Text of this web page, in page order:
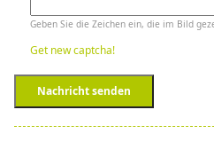
Geben Sie die Zeichen ein, die im Bild
Get new captcha!
Nachricht senden